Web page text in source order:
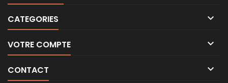
CATEGORIES 
VOTRE COMPTE 
CONTACT 